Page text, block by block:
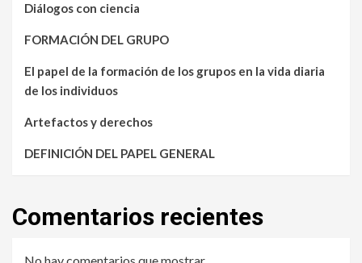
Diálogos con ciencia
FORMACIÓN DEL GRUPO
El papel de la formación de los grupos en la vida diaria
de los individuos
Artefactos y derechos
DEFINICIÓN DEL PAPEL GENERAL
Comentarios recientes